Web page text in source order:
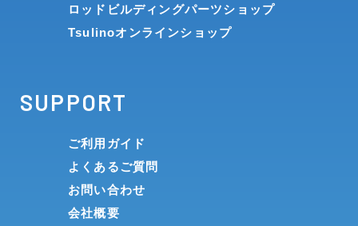
ロッドビルディングパーツショップ
Tsulinoオンラインショップ
SUPPORT
ご利用ガイド
よくあるご質問
お問い合わせ
会社概要